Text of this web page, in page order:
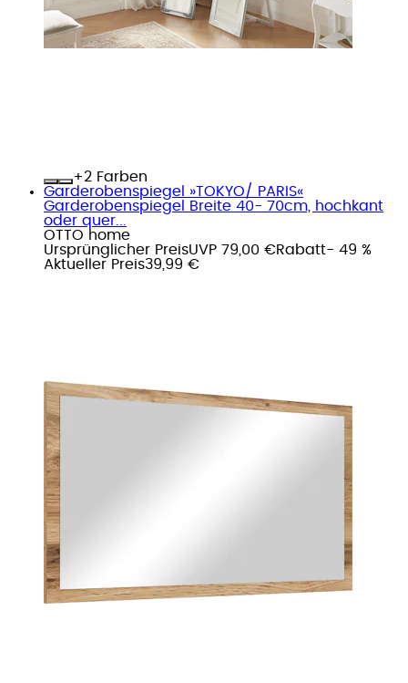
+
Farben
Garderobenspiegel »TOKYO/ PARIS«
Garderobenspiegel Breite 40- 70cm, hochkant
oder quer...
OTTO home
Ursprünglicher PreisUVP 79,00 €Rabatt- 49 %
Aktueller Preis39,99 €